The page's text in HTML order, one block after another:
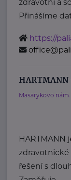
zdravotní a
Přinášíme
https://
HARTMANN
Masarykovo
HARTMANN
řešení s